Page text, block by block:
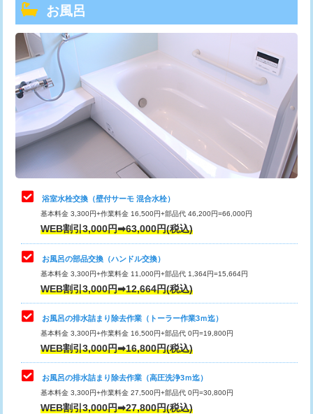
トーラー機使用/3mまで
追加トーラー機使用/3m超え
カメラ調査 33,000円
桝清掃 8,800円
止水・漏水調査・防水処理・清掃・修
理・調整・分解・加工など（軽作業）
止水・漏水調査・防水処理・清掃・修
理・調整・分解・加工など（中作業）
22,000円
止水・漏水調査・防水処理・清掃・修
理・調整・分解・加工など（重作業）
33,000円
トイレタンク脱着
トイレ便器脱着
タンクレストイレ脱着 33,000円
小便器トイレ脱着
その他部品の脱着 8,800円～
交換・取付（タンク）
お風呂
浴室水栓交換（壁付サーモ 混合水栓）
基本料金 3,300円+作業料金 16,500円+部品代 46,200円=66,000円
WEB割引3,000円➡63,000円(税込)
お風呂の部品交換（ハンドル交換）
基本料金 3,300円+作業料金 11,000円+部品代 1,364円=15,664円
WEB割引3,000円➡12,664円(税込)
お風呂の排水詰まり除去作業（トーラー作業3ｍ迄）
基本料金 3,300円+作業料金 16,500円+部品代 0円=19,800円
WEB割引3,000円➡16,800円(税込)
お風呂の排水詰まり除去作業（高圧洗浄3ｍ迄）
基本料金 3,300円+作業料金 27,500円+部品代 0円=30,800円
WEB割引3,000円➡27,800円(税込)